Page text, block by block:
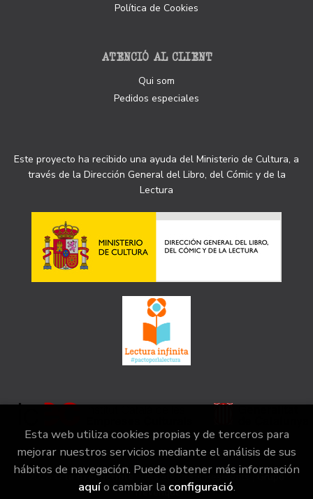
Política de Cookies
ATENCIÓ AL CLIENT
Qui som
Pedidos especiales
Este proyecto ha recibido una ayuda del Ministerio de Cultura, a
través de la Dirección General del Libro, del Cómic y de la
Lectura
2026 ©la irreductible . Tots els Drets Reservats |Grupo
Trevenque
Esta web utiliza cookies propias y de terceros para
mejorar nuestros servicios mediante el análisis de sus
hábitos de navegación. Puede obtener más información
aquío cambiar la configuració.